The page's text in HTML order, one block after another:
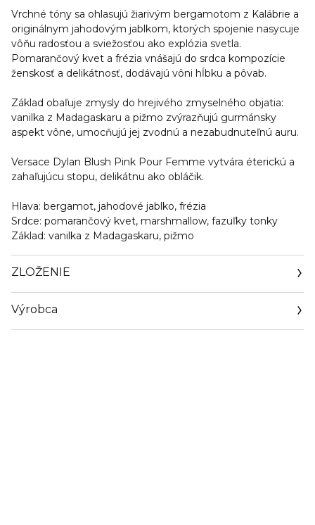
Vrchné tóny sa ohlasujú žiarivým bergamotom z Kalábrie a
originálnym jahodovým jablkom, ktorých spojenie nasycuje
vôňu radosťou a sviežosťou ako explózia svetla.
Pomarančový kvet a frézia vnášajú do srdca kompozície
ženskosť a delikátnosť, dodávajú vôni hĺbku a pôvab.
Základ obaľuje zmysly do hrejivého zmyselného objatia:
vanilka z Madagaskaru a pižmo zvýrazňujú gurmánsky
aspekt vône, umocňujú jej zvodnú a nezabudnuteľnú auru.
Versace Dylan Blush Pink Pour Femme vytvára éterickú a
zahaľujúcu stopu, delikátnu ako obláčik.
Hlava: bergamot, jahodové jablko, frézia
Srdce: pomarančový kvet, marshmallow, fazuľky tonky
Základ: vanilka z Madagaskaru, pižmo
ZLOŽENIE
Výrobca